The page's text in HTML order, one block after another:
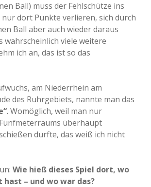
Ball) muss der Fehlschütze ins
dort Punkte verlieren, sich durch
Ball aber auch wieder daraus
wahrscheinlich viele weitere
ich an, das ist so das
am Niederrhein am
des Ruhrgebiets, nannte man das
. Womöglich, weil man nur
überhaupt
durfte, das weiß ich nicht
Wie hieß dieses Spiel dort, wo
hast – und wo war das?